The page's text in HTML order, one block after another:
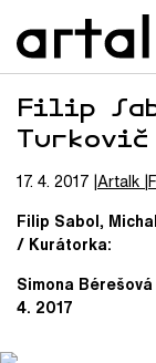
Filip
17. 4. 2017 Artalk
Filip Sabol,
/ Kurátorka:
Simona
4. 2017